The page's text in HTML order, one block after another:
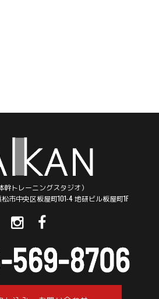
幹トレーニングスタジオ）
市中央区板屋町101-4 地研ビル板屋町1F